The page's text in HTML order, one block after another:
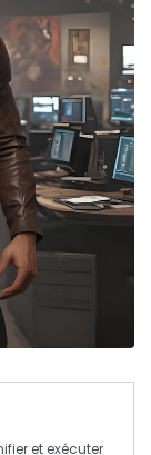
et exécuter